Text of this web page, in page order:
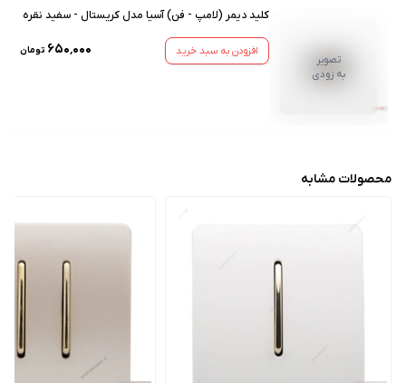
تصویر
به زودی
کلید دیمر (لامپ - فن) آسیا مدل کریستال - سفید نقره
افزودن به سبد خرید ۶۵۰٬۰۰۰ تومان
محصولات مشابه